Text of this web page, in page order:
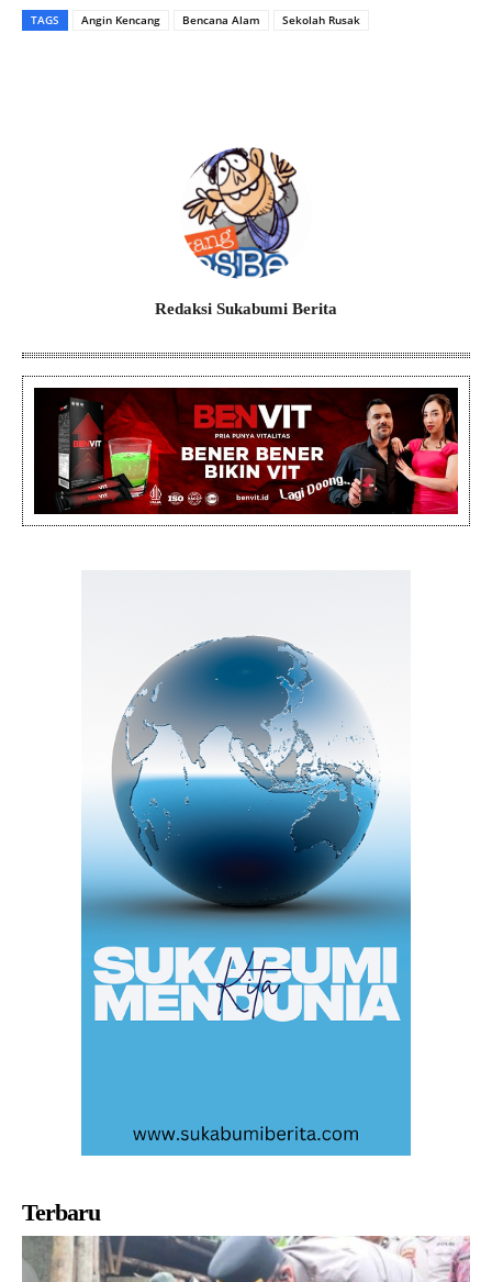
TAGS Angin Kencang Bencana Alam Sekolah Rusak
Redaksi Sukabumi Berita
Terbaru